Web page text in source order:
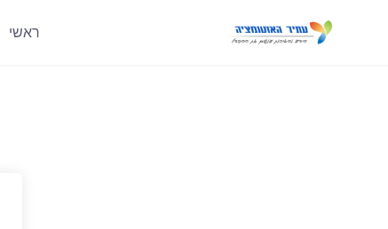
ראשי